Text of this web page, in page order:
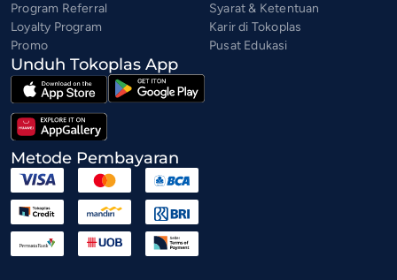
Program Referral
Loyalty Program
Promo
Syarat & Ketentuan
Karir di Tokoplas
Pusat Edukasi
Unduh Tokoplas App
Metode Pembayaran